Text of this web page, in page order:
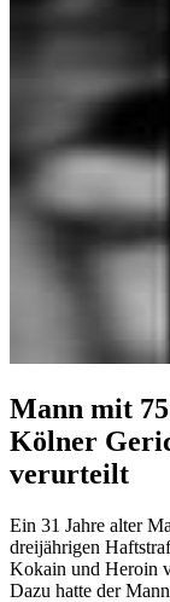
Mann mit
Kölner
verurteilt
Ein 31 Jahre alter
dreijährigen
Kokain und Heroin
Dazu hatte der